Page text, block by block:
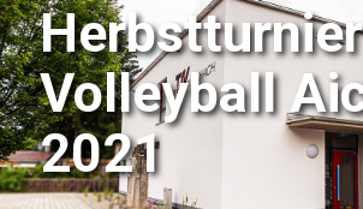
Herbstturnier
Volleyball
2021